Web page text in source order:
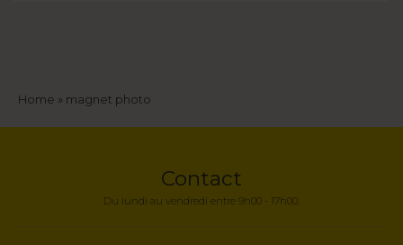
Fil
Home magnet photo
Contact
Du lundi au vendredi entre 9h00 - 17h00.